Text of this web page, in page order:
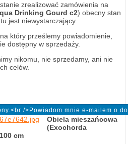
zrealizować zamówienia na
Drinking Gourd c2) obecny stan
jest niewystarczający.
który prześlemy powiadomienie,
dostępny w sprzedaży.
nikomu, nie sprzedamy, ani nie
celów.
Obiela mieszańcowa
(Exochorda
cm